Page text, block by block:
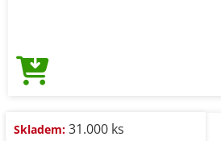
Skladem: 31.000 ks